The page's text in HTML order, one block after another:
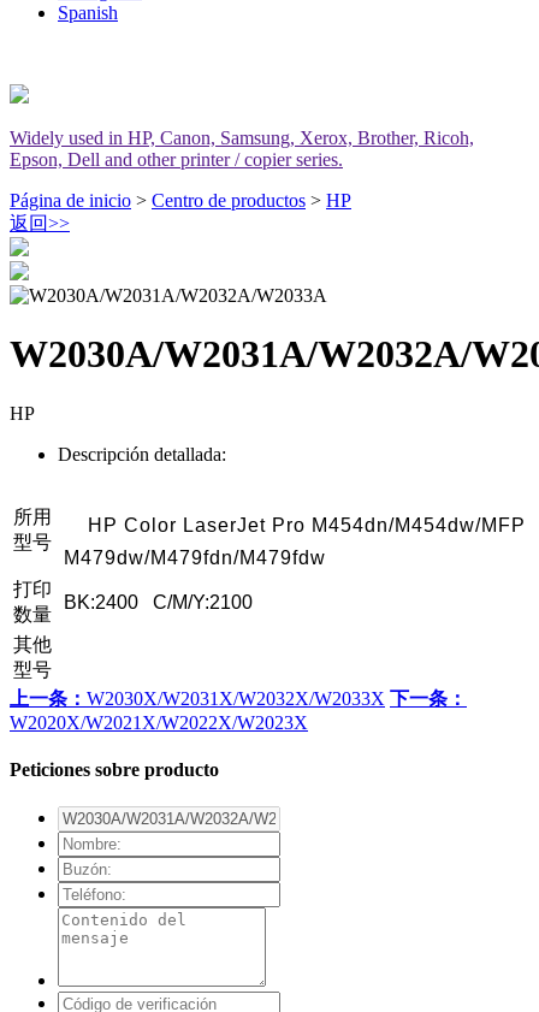
Spanish
Widely used in HP, Canon, Samsung, Xerox, Brother, Ricoh,
Epson, Dell and other printer / copier series.
Página de inicio > Centro de productos > HP
返回>>
W2030A/W2031A/W2032A/
HP
Descripción detallada:
所用
型号
HP Color LaserJet Pro M454dn/M454dw/MFP
M479dw/M479fdn/M479fdw
打印
数量
BK:2400 C/M/Y:2100
其他
型号
上一条： W2030X/W2031X/W2032X/W2033X 下一条：
W2020X/W2021X/W2022X/W2023X
Peticiones sobre producto